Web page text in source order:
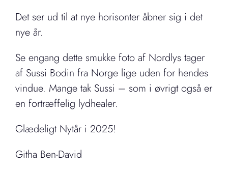
Det ser ud til at nye horisonter åbner sig i det
nye år.
Se engang dette smukke foto af Nordlys tager
af Sussi Bodin fra Norge lige uden for hendes
vindue. Mange tak Sussi – som i øvrigt også er
en fortræffelig lydhealer.
Glædeligt Nytår i 2025!
Githa Ben-David